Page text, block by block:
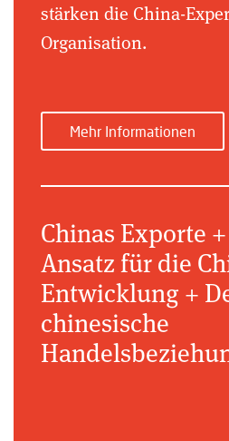
stärken die China-
Organisation.
Mehr Informationen
Chinas Exporte
Ansatz für die
Entwicklung +
chinesische